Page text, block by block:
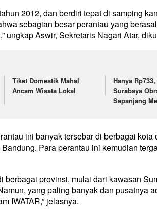
2012, dan berdiri tepat di samping
sebagian besar perantau yang
ungkap Aswir, Sekretaris Nagari Atar,
Tiket Domestik Mahal
Ancam Wisata Lokal
Hanya
Surabaya
Sepanjang
ini banyak tersebar di berbagai kota
Para perantau ini kemudian
berbagai provinsi, mulai dari kawasan
yang paling banyak dan pusatnya
IWATAR,” jelasnya.